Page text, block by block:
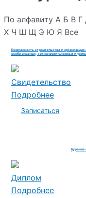
По алфавиту А Б В Г
Х Ч Ш Щ Э Ю Я Все
Безопасность строительства и
особо опасных, технически сложных и
Свидетельство
Подробнее
Записаться
Бурение
Диплом
Подробнее